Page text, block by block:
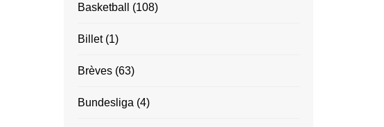
Basketball (108)
Billet(1)
Brèves (63)
Bundesliga (4)